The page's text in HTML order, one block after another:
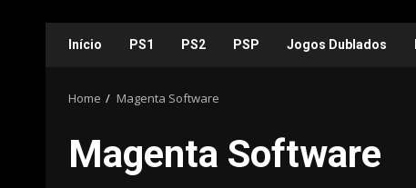
Início PS1 PS2 PSP Jogos Dublados
Home Magenta Software
Magenta Software